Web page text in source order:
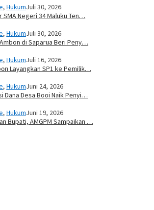
, HukumJuli 30, 2026
SMA Negeri 34 Maluku Ten…
, HukumJuli 30, 2026
di Saparua Beri Peny…
, HukumJuli 16, 2026
Layangkan SP1 ke Pemilik…
, HukumJuni 24, 2026
Dana Desa Booi Naik Penyi…
, HukumJuni 19, 2026
Bupati, AMGPM Sampaikan …